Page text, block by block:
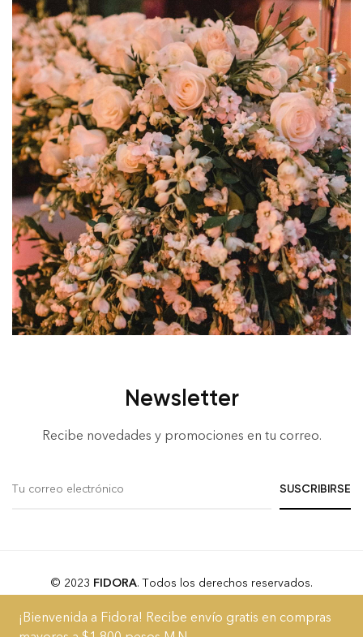
¡Bienvenida a Fidora! Recibe envío gratis en compras
Newsletter
Recibe novedades y promociones en tu correo.
© 2023 FIDORA. Todos los derechos reservados.
AcercaBlogFAQsTérminos y Condiciones Aviso de Privacidad